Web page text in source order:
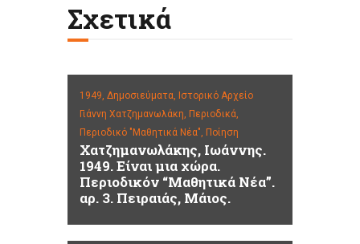
Σχετικά
1949, Δημοσιεύματα, Ιστορικό Αρχείο
Γιάννη Χατζημανωλάκη, Περιοδικά,
Περιοδικό "Μαθητικά Νέα", Ποίηση
Χατζημανωλάκης, Ιωάννης.
1949. Είναι μια χώρα.
Περιοδικόν “Μαθητικά Νέα”.
αρ. 3. Πειραιάς, Μάιος.